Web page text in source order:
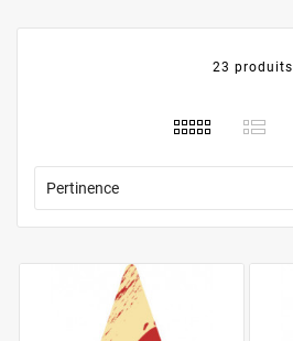
23 produits
Pertinence